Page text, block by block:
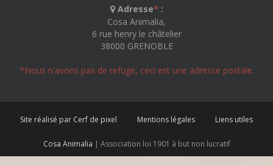
Adresse* :
Cosa Animalia,
6 rue henry le châtelier
38000 GRENOBLE
*Nous n'avons pas de refuge, ceci est une adresse postale.
Site réalisé par Cerf de pixel Mentions légales Liens utiles
Cosa Animalia | Association loi 1901 à but non lucratif